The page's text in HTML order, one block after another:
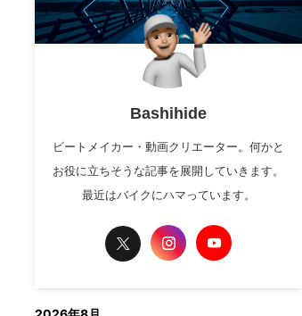
Bashihide
ビートメイカー・動画クリエーター。何かと
お役に立ちそうな記事を展開していきます。
最近はバイクにハマっています。